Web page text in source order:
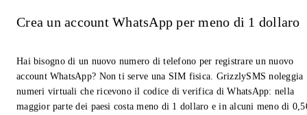
Crea un account WhatsApp per meno di 1 dollaro
Hai bisogno di un nuovo numero di telefono per registrare un nuovo
account WhatsApp? Non ti serve una SIM fisica. GrizzlySMS noleggia
numeri virtuali che ricevono il codice di verifica di WhatsApp: nella
maggior parte dei paesi costa meno di 1 dollaro e in alcuni meno di